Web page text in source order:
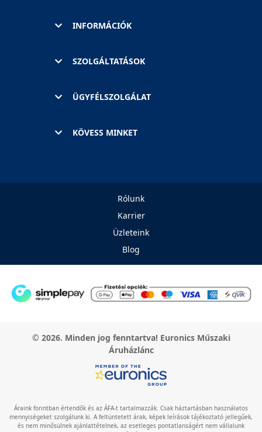
INFORMÁCIÓK
SZOLGÁLTATÁSOK
ÜGYFÉLSZOLGÁLAT
KÖVESS MINKET
Rólunk
Karrier
Üzleteink
Blog
© 2026. Minden jog fenntartva! Euronics Műszaki
Áruházlánc
Áraink forintban értendők és az ÁFA-t tartalmazzák. Csak háztartásban használatos
mennyiségeket szolgálunk ki. A feltüntetett árak, képek leírások tájékoztató jellegűek,
és nem minősülnek ajánlattételnek, az esetleges pontatlanságért nem vállalunk